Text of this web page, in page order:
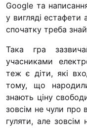
Google та
у вигляді естафети
спочатку треба
Така гра
учасниками
теж є діти, які
тому, що
знають ціну
зовсім не чули про
гуляти, але